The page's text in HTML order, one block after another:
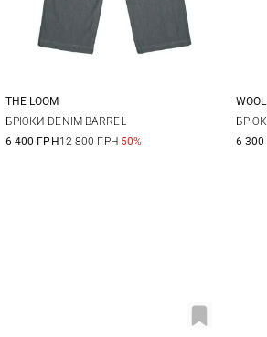
S M
THE LOOM
БРЮКИ DENIM BARREL
6 400 ГРН12 800 ГРН-50%
6